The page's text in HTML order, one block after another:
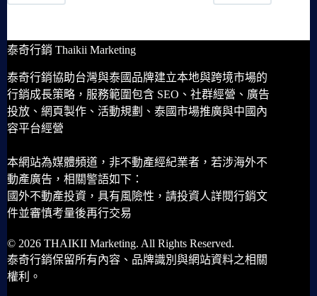
泰奇行銷 Thaikii Marketing
泰奇行銷協助台灣與泰國品牌建立本地與跨境市場的
行銷成長策略，服務範圍包含 SEO、社群經營、廣告
投放、網頁製作、活動規劃、泰國市場推廣與中國內
容平台經營
本網站為媒體頻道，非不動產經紀業者，若涉海外不
動產廣告，相關警語如下：
國外不動產投資，具有風險性，請投資人詳閱行銷文
件並審慎考量後再行交易
© 2026 THAIKII Marketing. All Rights Reserved.
泰奇行銷保留所有內容、品牌識別與網站資料之相關
權利。